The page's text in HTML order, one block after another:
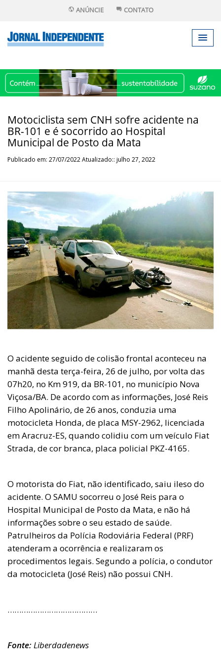
ANÚNCIE CONTATO
Motociclista sem CNH sofre acidente na
BR-101 e é socorrido ao Hospital
Municipal de Posto da Mata
Publicado em: 27/07/2022 Atualizado:: julho 27, 2022
O acidente seguido de colisão frontal aconteceu na
manhã desta terça-feira, 26 de julho, por volta das
07h20, no Km 919, da BR-101, no município Nova
Viçosa/BA. De acordo com as informações, José Reis
Filho Apolinário, de 26 anos, conduzia uma
motocicleta Honda, de placa MSY-2962, licenciada
em Aracruz-ES, quando colidiu com um veículo Fiat
Strada, de cor branca, placa policial PKZ-4165.
O motorista do Fiat, não identificado, saiu ileso do
acidente. O SAMU socorreu o José Reis para o
Hospital Municipal de Posto da Mata, e não há
informações sobre o seu estado de saúde.
Patrulheiros da Polícia Rodoviária Federal (PRF)
atenderam a ocorrência e realizaram os
procedimentos legais. Segundo a polícia, o condutor
da motocicleta (José Reis) não possui CNH.
…………………………………
Fonte:Liberdadenews